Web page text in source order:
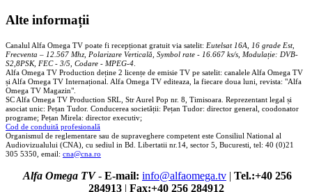
Alte informații
Canalul Alfa Omega TV poate fi recepționat gratuit via satelit: Eutelsat 16A, 16 grade Est,
Frecventa – 12.567 Mhz, Polarizare Verticală, Symbol rate - 16.667 ks/s, Modulație: DVB-
S2,8PSK, FEC - 3/5, Codare - MPEG-4
Alfa Omega TV Production deține 2 licențe de emisie TV pe satelit: canalele Alfa Omega TV
și Alfa Omega TV Internațional. Alfa Omega TV editeaza, la fiecare doua luni, revista: "Alfa
Omega TV Magazin".
SC Alfa Omega TV Production SRL, Str Aurel Pop nr. 8, Timisoara. Reprezentant legal și
asociat unic: Pețan Tudor. Conducerea societății: Pețan Tudor: director general, coodonator
programe; Pețan Mirela: director executiv;
Cod de conduită profesională
Organismul de reglementare sau de supraveghere competent este Consiliul National al
Audiovizualului (CNA), cu sediul in Bd. Libertatii nr.14, sector 5, Bucuresti, tel: 40 (0)21
305 5350, email: cna@cna.ro
Alfa Omega TV- E-mail: info@alfaomega.tv | Tel.:+40 256
284913| Fax:+40 256 284912